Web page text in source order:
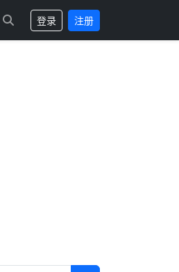
登录 注册